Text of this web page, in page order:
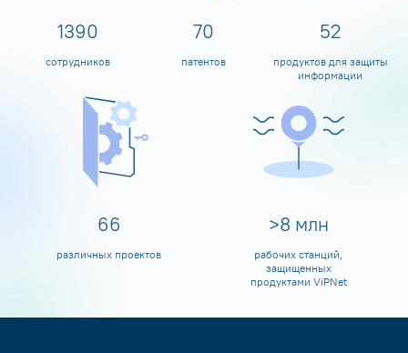
1594
сотрудников
80
патентов
60
продуктов для защиты
информации
79
различных проектов
>10 млн
рабочих станций,
защищенных
продуктами ViPNet